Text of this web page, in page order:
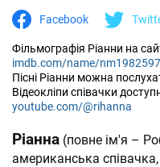
Facebook
Фільмографія Ріанни на
imdb.com/name/
Пісні Ріанни можна
Відеокліпи співачки
youtube.com/@rihanna
Ріанна (повне ім'я –
американська